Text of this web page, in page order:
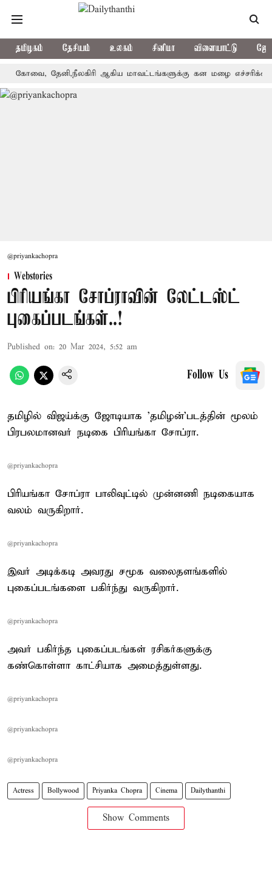
தமிழகம் தேசியம் உலகம் சினிமா விளையாட்டு
தேனி,நீலகிரி ஆகிய மாவட்டங்களுக்கு கன மழை எச்சரிக்கை
@priyankachopra
Webstories
பிரியங்கா சோப்ராவின் லேட்டஸ்ட்
புகைப்படங்கள்..!
Published on: 20 Mar 2024, 5:52 am
Follow Us
தமிழில் விஜய்க்கு ஜோடியாக 'தமிழன்'படத்தின் மூலம்
பிரபலமானவர் நடிகை பிரியங்கா சோப்ரா.
@priyankachopra
பிரியங்கா சோப்ரா பாலிவுட்டில் முன்னணி நடிகையாக
வலம் வருகிறார்.
@priyankachopra
இவர் அடிக்கடி அவரது சமூக வலைதளங்களில்
புகைப்படங்களை பகிர்ந்து வருகிறார்.
@priyankachopra
அவர் பகிர்ந்த புகைப்படங்கள் ரசிகர்களுக்கு
கண்கொள்ளா காட்சியாக அமைத்துள்ளது.
@priyankachopra
@priyankachopra
@priyankachopra
Actress Bollywood Priyanka Chopra Cinema Dailythanthi
Show Comments